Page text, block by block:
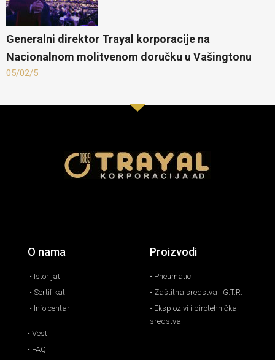
Generalni direktor Trayal korporacije na
Nacionalnom molitvenom doručku u Vašingtonu
05/02/5
O nama
• Istorijat
• Sertifikati
• Info centar
• Vesti
• FAQ
Proizvodi
• Pneumatici
• Zaštitna sredstva i G.T.R.
• Eksplozivi i pirotehnička
sredstva